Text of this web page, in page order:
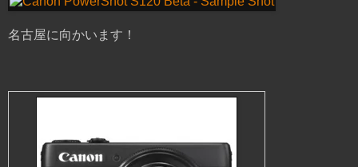
名古屋に向かいます！